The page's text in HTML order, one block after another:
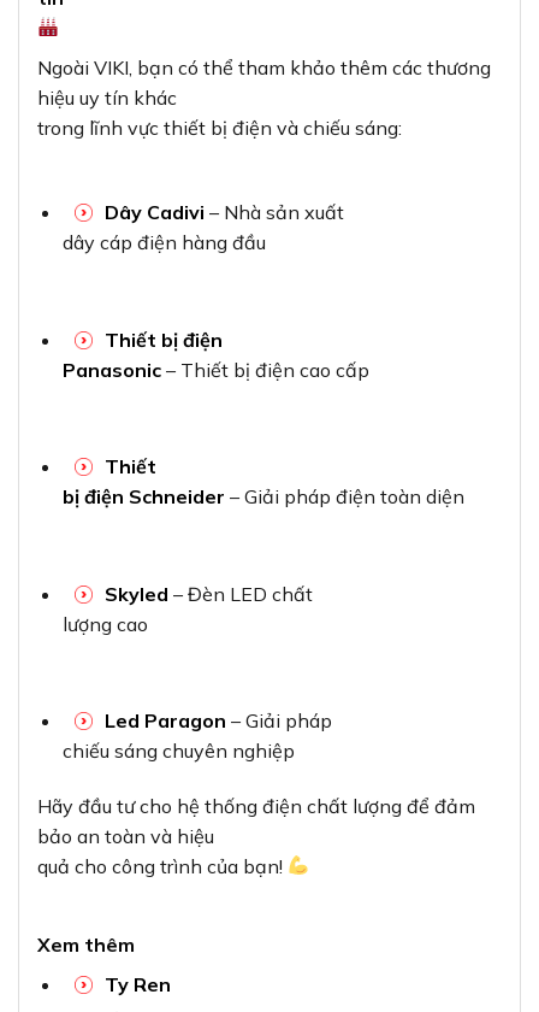
Ngoài VIKI, bạn có thể tham khảo thêm các thương
hiệu uy tín khác
trong lĩnh vực thiết bị điện và chiếu sáng:
Dây Cadivi – Nhà sản xuất
dây cáp điện hàng đầu
Thiết bị điện
Panasonic– Thiết bị điện cao cấp
Thiết
bị điện Schneider – Giải pháp điện toàn diện
Skyled – Đèn LED chất
lượng cao
Led Paragon – Giải pháp
chiếu sáng chuyên nghiệp
Hãy đầu tư cho hệ thống điện chất lượng để đảm
bảo an toàn và hiệu
quả cho công trình của bạn!
Xem thêm
Ty Ren